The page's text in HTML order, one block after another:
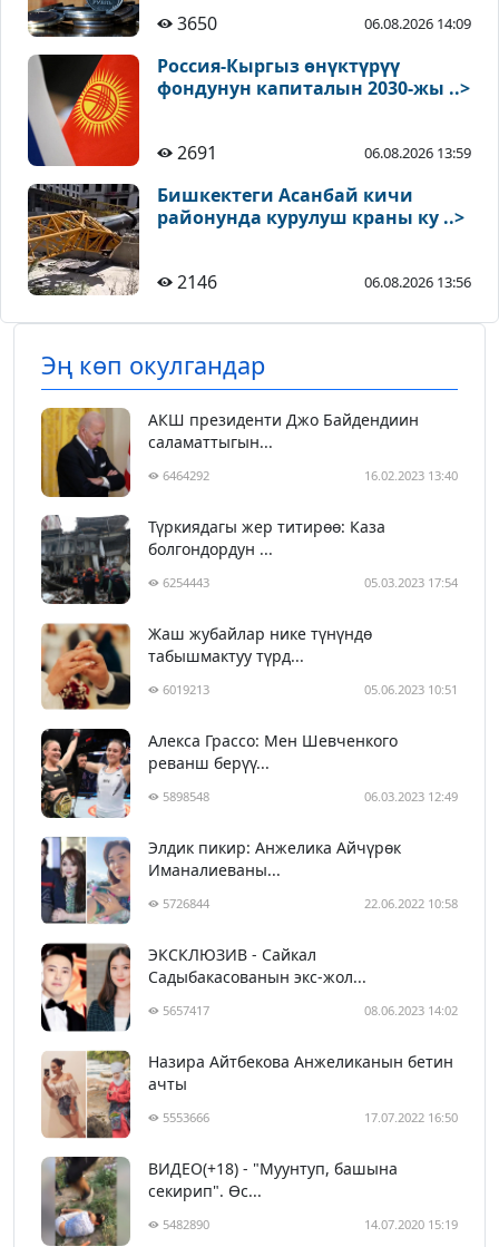
3650 06.08.2026 14:09
Россия-Кыргыз өнүктүрүү
фондунун капиталын 2030-жы ..>
2691 06.08.2026 13:59
Бишкектеги Асанбай кичи
районунда курулуш краны ку ..>
2146 06.08.2026 13:56
Эң көп окулгандар
АКШ президенти Джо Байдендиин
саламаттыгын...
6464292 16.02.2023 13:40
Түркиядагы жер титирөө: Каза
болгондордун ...
6254443 05.03.2023 17:54
Жаш жубайлар нике түнүндө
табышмактуу түрд...
6019213 05.06.2023 10:51
Алекса Грассо: Мен Шевченкого
реванш берүү...
5898548 06.03.2023 12:49
Элдик пикир: Анжелика Айчүрөк
Иманалиеваны...
5726844 22.06.2022 10:58
ЭКСКЛЮЗИВ - Сайкал
Садыбакасованын экс-жол...
5657417 08.06.2023 14:02
Назира Айтбекова Анжеликанын бетин
ачты
5553666 17.07.2022 16:50
ВИДЕО(+18) - "Муунтуп, башына
секирип". Өс...
5482890 14.07.2020 15:19